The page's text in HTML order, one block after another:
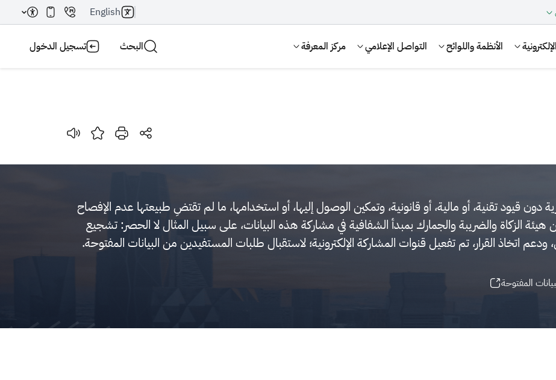
English
الأنظمة واللوائح التواصل الإعلامي مركز المعرفة البحث تسجيل الدخول
الإقرار الضريبي التصرفات العقارية
دون قيود تقنية، أو مالية، أو قانونية، وتمكين الوصول إليها، أو استخدامها، ما لم تقتضِ طبيعتها عدم الإفصاح
هيئة الزكاة والضريبة والجمارك بمبدأ الشفافية في مشاركة هذه البيانات، على سبيل المثال لا الحصر: تشجيع
ودعم اتخاذ القرار، تم تفعيل قنوات المشاركة الإلكترونية؛ لاستقبال طلبات المستفيدين من البيانات المفتوحة.
المفتوحة